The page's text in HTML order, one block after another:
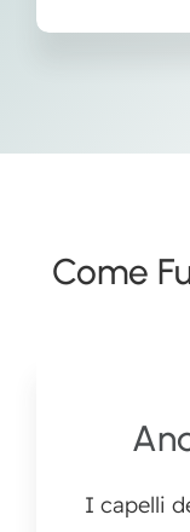
Come
I capelli